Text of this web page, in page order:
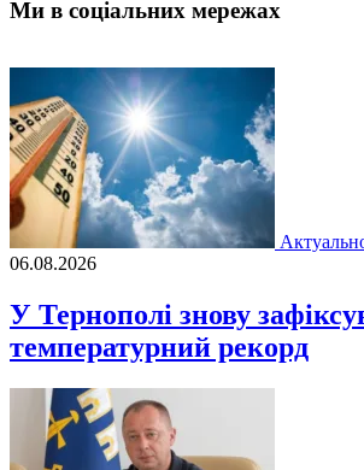
Ми в соціальних мережах
06.08.2026
У Тернополі знову
температурний рекорд